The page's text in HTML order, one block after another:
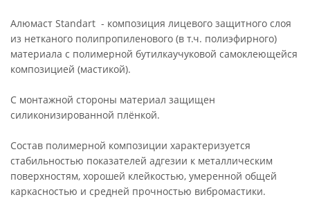
Алюмаст Standart - композиция лицевого защитного слоя
из нетканого полипропиленового (в т.ч. полиэфирного)
материала с полимерной бутилкаучуковой самоклеющейся
композицией (мастикой).
C монтажной стороны материал защищен
силиконизированной плёнкой.
Состав полимерной композиции характеризуется
стабильностью показателей адгезии к металлическим
поверхностям, хорошей клейкостью, умеренной общей
каркасностью и средней прочностью вибромастики.